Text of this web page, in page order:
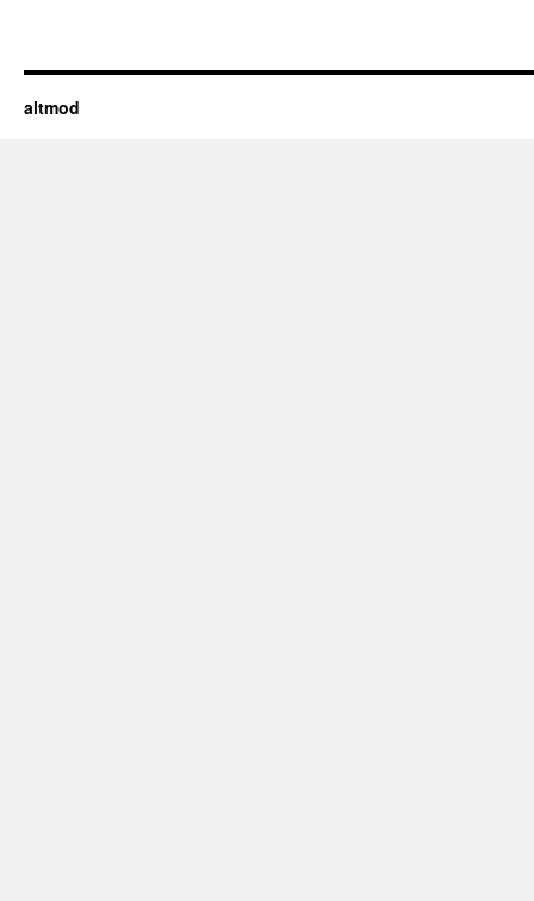
altmod